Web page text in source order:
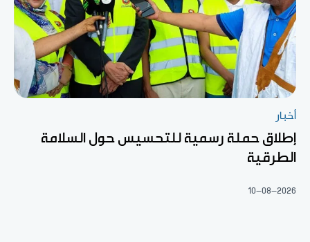
أخبار
إطلاق حملة رسمية للتحسيس حول السلامة
الطرقية
10-08-2026